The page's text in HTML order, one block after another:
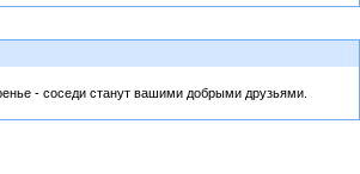
- соседи станут вашими добрыми друзьями.